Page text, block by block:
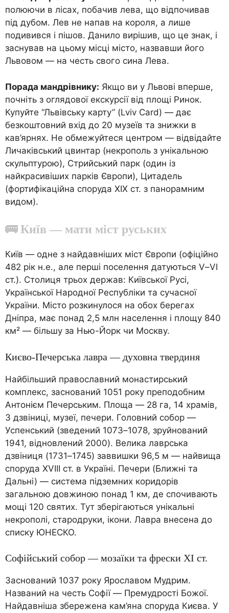
полюючи в лісах, побачив лева, що відпочивав
під дубом. Лев не напав на короля, а лише
подивився і пішов. Данило вирішив, що це знак, і
заснував на цьому місці місто, назвавши його
Львовом — на честь свого сина Лева.
Порада мандрівнику: Якщо ви у Львові вперше,
почніть з оглядової екскурсії від площі Ринок.
Купуйте “Львівську карту” (Lviv Card) — дає
безкоштовний вхід до 20 музеїв та знижки в
кав’ярнях. Не обмежуйтеся центром — відвідайте
Личаківський цвинтар (некрополь з унікальною
скульптурою), Стрийський парк (один із
найкрасивіших парків Європи), Цитадель
(фортифікаційна споруда XIX ст. з панорамним
видом).
🚌 Київ — мати міст руських
Київ — одне з найдавніших міст Європи (офіційно
482 рік н.е., але перші поселення датуються V–VI
ст.). Столиця трьох держав: Київської Русі,
Української Народної Республіки та сучасної
України. Місто розкинулося на обох берегах
Дніпра, має понад 2,5 млн населення і площу 840
км² — більшу за Нью-Йорк чи Москву.
Києво-Печерська лавра — духовна твердиня
Найбільший православний монастирський
комплекс, заснований 1051 року преподобним
Антонієм Печерським. Площа — 28 га, 14 храмів,
3 дзвіниці, музеї, печери. Головний собор —
Успенський (зведений 1073–1078, зруйнований
1941, відновлений 2000). Велика лаврська
дзвіниця (1731–1745) заввишки 96,5 м — найвища
споруда XVIII ст. в Україні. Печери (Ближні та
Дальні) — система підземних коридорів
загальною довжиною понад 1 км, де спочивають
мощі 120 святих. Тут зберігаються унікальні
некрополі, стародруки, ікони. Лавра внесена до
списку ЮНЕСКО.
Софійський собор — мозаїки та фрески XI ст.
Заснований 1037 року Ярославом Мудрим.
Названий на честь Софії — Премудрості Божої.
Найдавніша збережена кам’яна споруда Києва. У